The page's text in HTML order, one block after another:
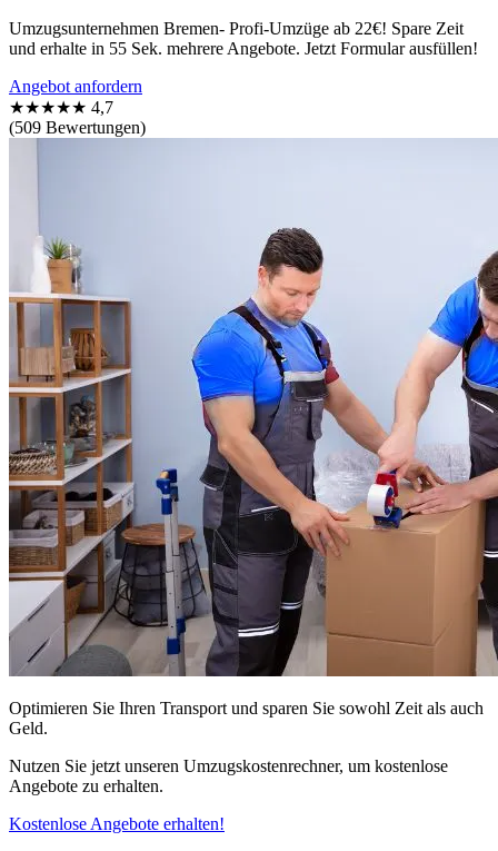
Umzugsunternehmen Bremen- Profi-Umzüge ab 22€! Spare Zeit
und erhalte in 55 Sek. mehrere Angebote. Jetzt Formular ausfüllen!
Angebot anfordern
★★★★★ 4,7
(509 Bewertungen)
Optimieren Sie Ihren Transport und sparen Sie sowohl Zeit als auch
Geld.
Nutzen Sie jetzt unseren Umzugskostenrechner, um kostenlose
Angebote zu erhalten.
Kostenlose Angebote erhalten!